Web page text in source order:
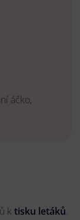
áčko,
k tisku letáků.